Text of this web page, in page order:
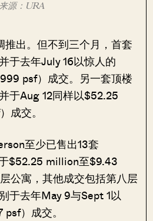
来源：URA
出。但不到三个月，首套
于去年July 16以惊人的
psf）成交。另一套顶楼
于Aug 12同样以$52.25
成交。
至少已售出13套
$52.25 million至$9.43
公寓，其他成交包括第八层
于去年May 9与Sept 1以
）成交。